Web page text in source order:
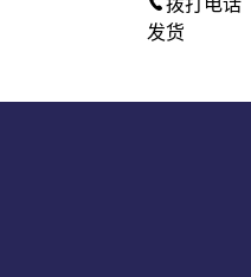
拨打电话
发货